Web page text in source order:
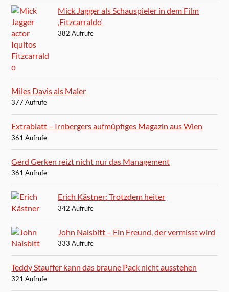
Mick Jagger als Schauspieler in dem Film
‚Fitzcarraldo‘
382 Aufrufe
Miles Davis als Maler
377 Aufrufe
Extrablatt – Irnbergers aufmüpfiges Magazin aus Wien
361 Aufrufe
Gerd Gerken reizt nicht nur das Management
361 Aufrufe
Erich Kästner: Trotzdem heiter
342 Aufrufe
John Naisbitt – Ein Freund, der vermisst wird
333 Aufrufe
Teddy Stauffer kann das braune Pack nicht ausstehen
321 Aufrufe